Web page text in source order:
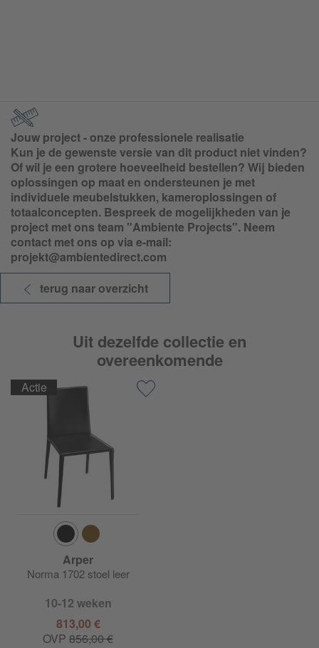
Jouw project - onze professionele realisatie
Kun je de gewenste versie van dit product niet vinden?
Of wil je een grotere hoeveelheid bestellen? Wij bieden
oplossingen op maat en ondersteunen je met
individuele meubelstukken, kameroplossingen of
totaalconcepten. Bespreek de mogelijkheden van je
project met ons team "Ambiente Projects". Neem
contact met ons op via e-mail:
projekt@ambientedirect.com
terug naar overzicht
Uit dezelfde collectie en
overeenkomende
Actie
Arper
Norma 1702 stoel leer
10-12 weken
813,00 €
OVP 856,00 €